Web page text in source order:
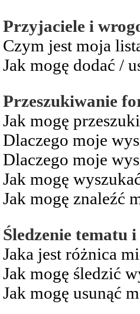
Przyjaciele i
Czym jest moja
Jak mogę dodać /
Przeszukiwanie
Jak mogę
Dlaczego moje
Dlaczego moje
Jak mogę
Jak mogę znaleźć
Śledzenie tematu
Jaka jest różnica
Jak mogę śledzić
Jak mogę usunąć